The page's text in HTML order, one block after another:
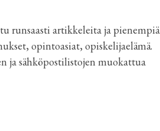
runsaasti artikkeleita ja pienempiä
opintoasiat, opiskelijaelämä.
ja sähköpostilistojen muokattua